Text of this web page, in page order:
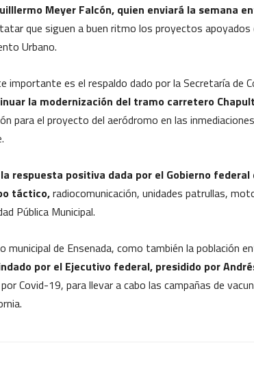
Meyer Falcón, quien enviará la semana
que siguen a buen ritmo los proyectos apoyados
Urbano.
importante es el respaldo dado por la Secretaría de
la modernización del tramo carretero
para el proyecto del aeródromo en las
respuesta positiva dada por el Gobierno
táctico,radiocomunicación, unidades patrullas,
Pública Municipal.
municipal de Ensenada, como también la población
por el Ejecutivo federal, presidido por
Covid-19, para llevar a cabo las campañas de